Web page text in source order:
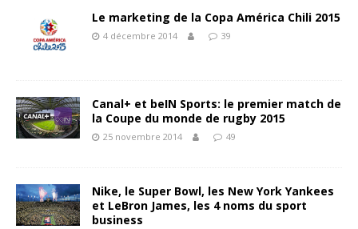
Le marketing de la Copa América Chili 2015
4 décembre 2014 39
Canal+ et beIN Sports: le premier match de
la Coupe du monde de rugby 2015
25 novembre 2014 49
Nike, le Super Bowl, les New York Yankees
et LeBron James, les 4 noms du sport
business